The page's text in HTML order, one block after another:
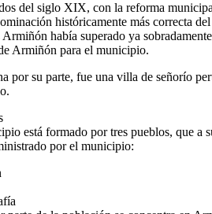
del siglo XIX, con la reforma
históricamente más correcta
Armiñón había superado ya
Armiñón para el municipio.
por su parte, fue una villa de señorío
está formado por tres pueblos, que a
por el municipio: